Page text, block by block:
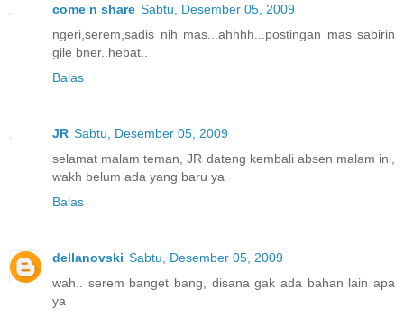
come n share Sabtu, Desember 05, 2009
ngeri,serem,sadis nih mas...ahhhh...postingan mas sabirin
gile bner..hebat..
Balas
JR Sabtu, Desember 05, 2009
selamat malam teman, JR dateng kembali absen malam ini,
wakh belum ada yang baru ya
Balas
dellanovski Sabtu, Desember 05, 2009
wah.. serem banget bang, disana gak ada bahan lain apa
ya